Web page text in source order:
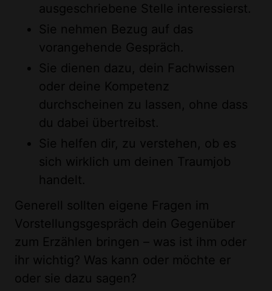
ausgeschriebene Stelle interessierst.
Sie nehmen Bezug auf das
vorangehende Gespräch.
Sie dienen dazu, dein Fachwissen
oder deine Kompetenz
durchscheinen zu lassen, ohne dass
du dabei übertreibst.
Sie helfen dir, zu verstehen, ob es
sich wirklich um deinen Traumjob
handelt.
Generell sollten eigene Fragen im
Vorstellungsgespräch dein Gegenüber
zum Erzählen bringen – was ist ihm oder
ihr wichtig? Was kann oder möchte er
oder sie dazu sagen?